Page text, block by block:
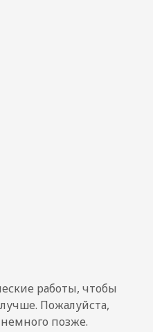
работы, чтобы
Пожалуйста,
позже.